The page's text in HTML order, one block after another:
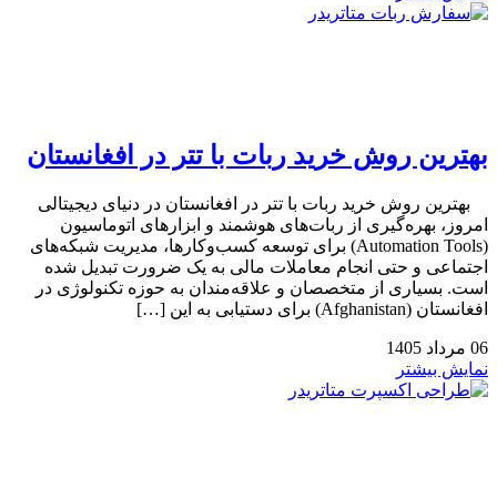
بهترین روش خرید ربات با تتر در افغانستان
بهترین روش خرید ربات با تتر در افغانستان در دنیای دیجیتالی
امروز، بهره‌گیری از ربات‌های هوشمند و ابزارهای اتوماسیون
(Automation Tools) برای توسعه کسب‌وکارها، مدیریت شبکه‌های
اجتماعی و حتی انجام معاملات مالی به یک ضرورت تبدیل شده
است. بسیاری از متخصصان و علاقه‌مندان به حوزه تکنولوژی در
افغانستان (Afghanistan) برای دستیابی به این […]
06 مرداد 1405
نمایش بیشتر